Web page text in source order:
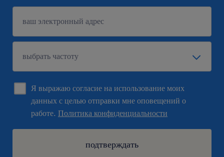
Я выражаю согласие на использование моих
данных с целью отправки мне оповещений о
работе. Политика конфиденциальности
подтверждать